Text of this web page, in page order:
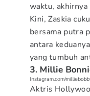
waktu,
Kini, Zaskia
bersama putra
antara
yang tumbuh
3. Millie
Instagram.com/
Aktris